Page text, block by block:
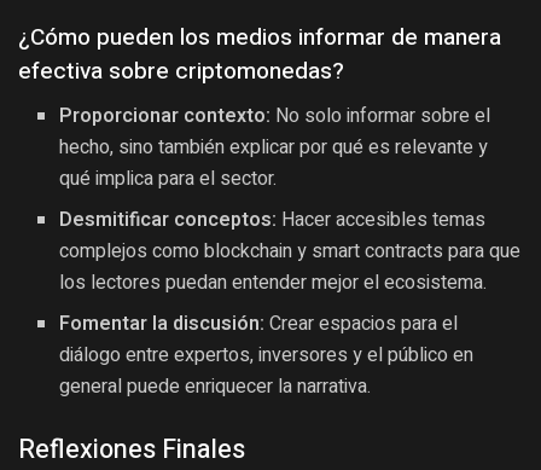
¿Cómo pueden los medios informar de manera
efectiva sobre criptomonedas?
Proporcionar contexto: No solo informar sobre el
hecho, sino también explicar por qué es relevante y
qué implica para el sector.
Desmitificar conceptos: Hacer accesibles temas
complejos como blockchain y smart contracts para que
los lectores puedan entender mejor el ecosistema.
Fomentar la discusión: Crear espacios para el
diálogo entre expertos, inversores y el público en
general puede enriquecer la narrativa.
Reflexiones Finales